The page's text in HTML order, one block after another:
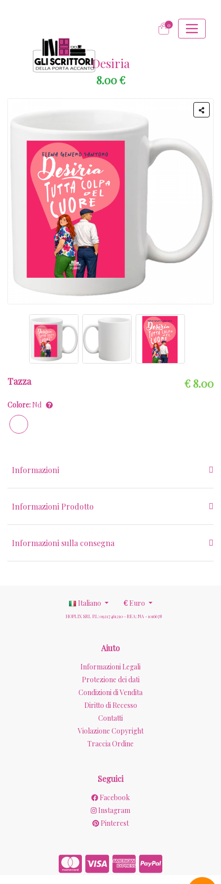
0
Desiria
8.00 €
Tazza € 8.00
Colore:Nd
Informazioni
Informazioni Prodotto
Informazioni sulla consegna
Italiano €Euro
HOPLIX SRL P.I.: 09217461210 - REA: NA - 1016678
Aiuto
Informazioni Legali
Protezione dei dati
Condizioni di Vendita
Diritto di Recesso
Contatti
Violazione Copyright
Traccia Ordine
Seguici
Facebook
Instagram
Pinterest